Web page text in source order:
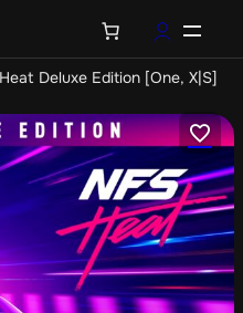
Deluxe Edition [One, X|S]